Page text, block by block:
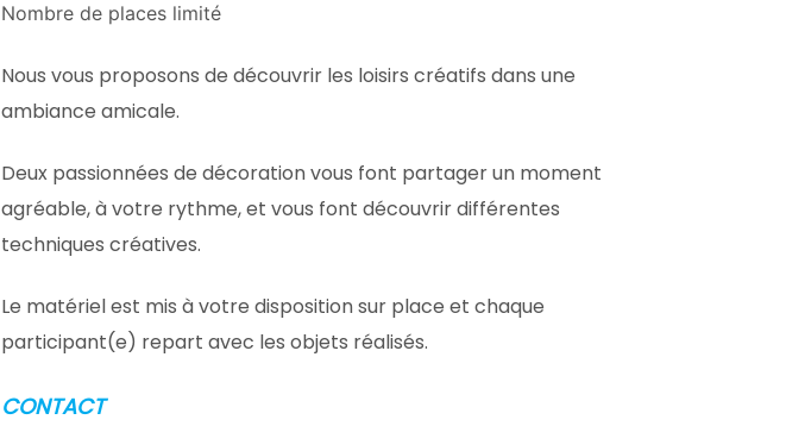
Nombre de places limité
Nous vous proposons de découvrir les loisirs créatifs dans une
ambiance amicale.
Deux passionnées de décoration vous font partager un moment
agréable, à votre rythme, et vous font découvrir différentes
techniques créatives.
Le matériel est mis à votre disposition sur place et chaque
participant(e) repart avec les objets réalisés.
CONTACT